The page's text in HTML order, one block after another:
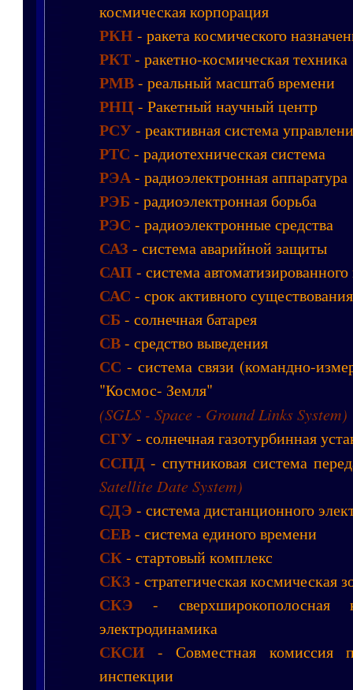
космическая корпорация
РКН- ракета космического
РКТ- ракетно-космическая техника
РМВ- реальный масштаб времени
РНЦ- Ракетный научный центр
РСУ- реактивная система
РТС - радиотехническая система
РЭА- радиоэлектронная аппаратура
РЭБ- радиоэлектронная борьба
РЭС - радиоэлектронные средства
САЗ - система аварийной защиты
САП - система
САС - срок активного существования
СБ- солнечная батарея
СВ- средство выведения
СС - система связи (командно-
"Космос- Земля"
(SGLS - Space - Ground Links System)
СГУ- солнечная газотурбинная
ССПД- спутниковая система
Satellite Date System)
СДЭ - система дистанционного
СЕВ- система единого времени
СК- стартовый комплекс
СКЗ - стратегическая космическая
СКЭ - сверхширокополосная
электродинамика
СКСИ- Совместная комиссия
инспекции